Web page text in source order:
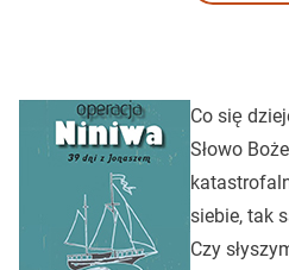
Co się
Słowo
siebie, tak
Czy